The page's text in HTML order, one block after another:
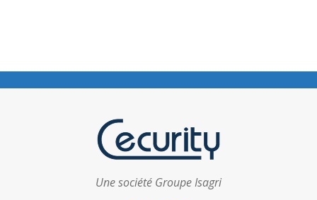
Une société Groupe Isagri